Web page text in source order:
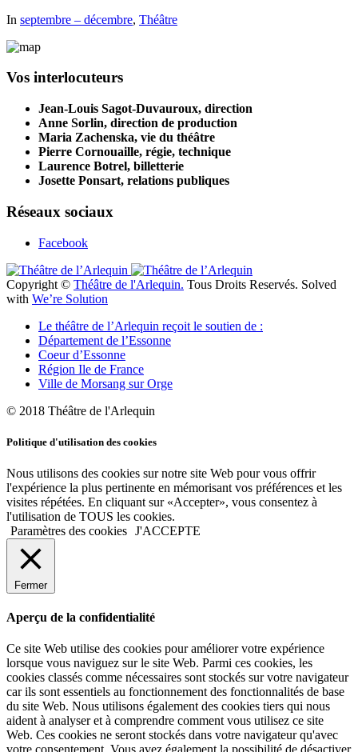
In septembre – décembre, Théâtre
Vos interlocuteurs
Jean-Louis Sagot-Duvauroux, direction
Anne Sorlin, direction de production
Maria Zachenska, vie du théâtre
Pierre Cornouaille, régie, technique
Laurence Botrel, billetterie
Josette Ponsart, relations publiques
Réseaux sociaux
Facebook
Copyright © Théâtre de l'Arlequin. Tous Droits Reservés. Solved
with We’re Solution
Le théâtre de l’Arlequin reçoit le soutien de :
Département de l’Essonne
Coeur d’Essonne
Région Ile de France
Ville de Morsang sur Orge
© 2018 Théâtre de l'Arlequin
Politique d'utilisation des cookies
Nous utilisons des cookies sur notre site Web pour vous offrir
l'expérience la plus pertinente en mémorisant vos préférences et les
visites répétées. En cliquant sur «Accepter», vous consentez à
l'utilisation de TOUS les cookies.
Paramètres des cookies J'ACCEPTE
Fermer
Aperçu de la confidentialité
Ce site Web utilise des cookies pour améliorer votre expérience
lorsque vous naviguez sur le site Web. Parmi ces cookies, les
cookies classés comme nécessaires sont stockés sur votre navigateur
car ils sont essentiels au fonctionnement des fonctionnalités de base
du site Web. Nous utilisons également des cookies tiers qui nous
aident à analyser et à comprendre comment vous utilisez ce site
Web. Ces cookies ne seront stockés dans votre navigateur qu'avec